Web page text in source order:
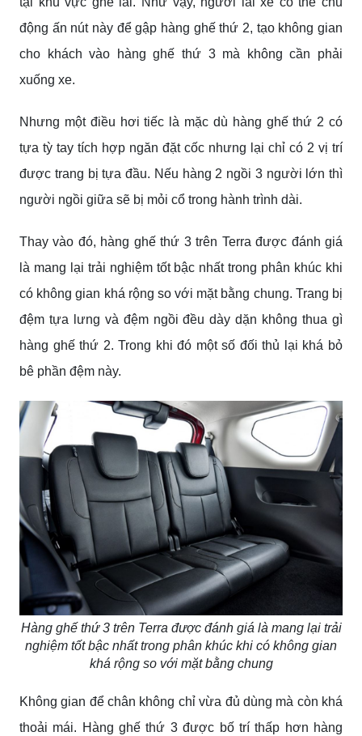
động ấn nút này để gập hàng ghế thứ 2, tạo không gian
cho khách vào hàng ghế thứ 3 mà không cần phải
xuống xe.
Nhưng một điều hơi tiếc là mặc dù hàng ghế thứ 2 có
tựa tỳ tay tích hợp ngăn đặt cốc nhưng lại chỉ có 2 vị trí
được trang bị tựa đầu. Nếu hàng 2 ngồi 3 người lớn thì
người ngồi giữa sẽ bị mỏi cổ trong hành trình dài.
Thay vào đó, hàng ghế thứ 3 trên Terra được đánh giá
là mang lại trải nghiệm tốt bậc nhất trong phân khúc khi
có không gian khá rộng so với mặt bằng chung. Trang bị
đệm tựa lưng và đệm ngồi đều dày dặn không thua gì
hàng ghế thứ 2. Trong khi đó một số đối thủ lại khá bỏ
bê phần đệm này.
Hàng ghế thứ 3 trên Terra được đánh giá là mang lại trải
nghiệm tốt bậc nhất trong phân khúc khi có không gian
khá rộng so với mặt bằng chung
Không gian để chân không chỉ vừa đủ dùng mà còn khá
thoải mái. Hàng ghế thứ 3 được bố trí thấp hơn hàng